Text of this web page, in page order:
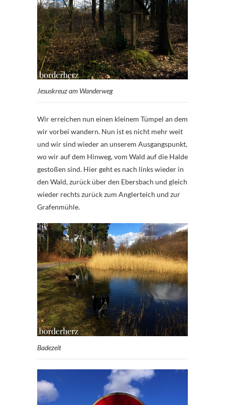
Jesuskreuz am Wanderweg
Wir erreichen nun einen kleinem Tümpel an dem
wir vorbei wandern. Nun ist es nicht mehr weit
und wir sind wieder an unserem Ausgangspunkt,
wo wir auf dem Hinweg, vom Wald auf die Halde
gestoßen sind. Hier geht es nach links wieder in
den Wald, zurück über den Ebersbach und gleich
wieder rechts zurück zum Anglerteich und zur
Grafenmühle.
Badezeit